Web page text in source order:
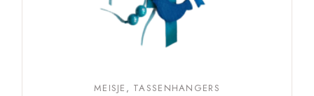
MEISJE TASSENHANGERS